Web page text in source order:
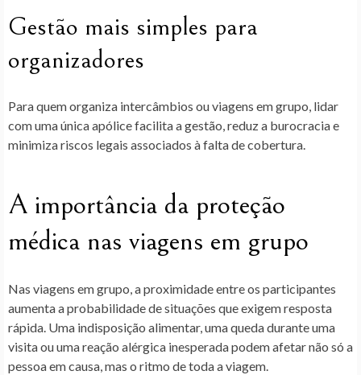
Gestão mais simples para
organizadores
Para quem organiza intercâmbios ou viagens em grupo, lidar
com uma única apólice facilita a gestão, reduz a burocracia e
minimiza riscos legais associados à falta de cobertura.
A importância da proteção
médica nas viagens em grupo
Nas viagens em grupo, a proximidade entre os participantes
aumenta a probabilidade de situações que exigem resposta
rápida. Uma indisposição alimentar, uma queda durante uma
visita ou uma reação alérgica inesperada podem afetar não só a
pessoa em causa, mas o ritmo de toda a viagem.